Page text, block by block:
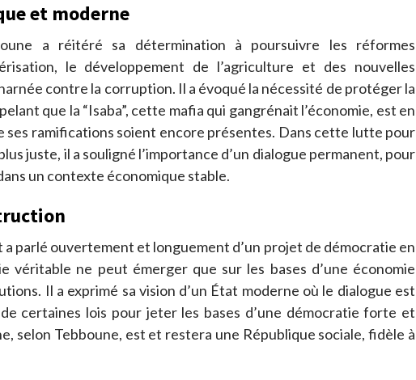
et moderne
a réitéré sa détermination à poursuivre les réformes
le développement de l’agriculture et des nouvelles
contre la corruption. Il a évoqué la nécessité de protéger la
que la “Isaba”, cette mafia qui gangrénait l’économie, est en
ses ramifications soient encore présentes. Dans cette lutte pour
juste, il a souligné l’importance d’un dialogue permanent, pour
un contexte économique stable.
a parlé ouvertement et longuement d’un projet de démocratie en
véritable ne peut émerger que sur les bases d’une économie
Il a exprimé sa vision d’un État moderne où le dialogue est
certaines lois pour jeter les bases d’une démocratie forte et
selon Tebboune, est et restera une République sociale, fidèle à